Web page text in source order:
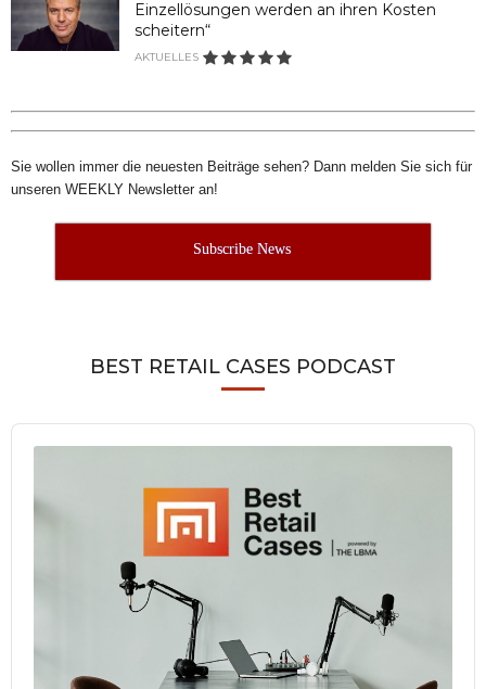
Einzellösungen werden an ihren Kosten
scheitern“
AKTUELLES
Sie wollen immer die neuesten Beiträge sehen? Dann melden Sie sich für
unseren WEEKLY Newsletter an!
Subscribe News
BEST RETAIL CASES PODCAST
Audio
Player